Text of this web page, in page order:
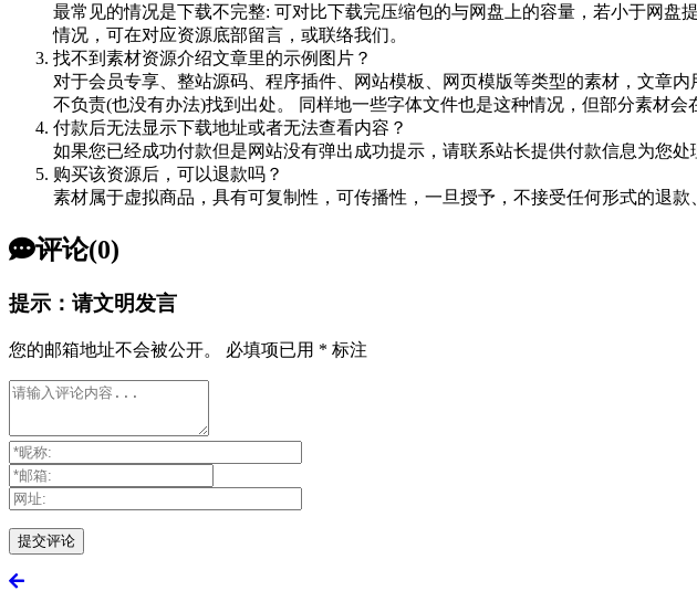
最常见的情况是下载不完整: 可对比下载完压缩包的与网盘上的容量，若小于网
情况，可在对应资源底部留言，或联络我们。
找不到素材资源介绍文章里的示例图片？
对于会员专享、整站源码、程序插件、网站模板、网页模版等类型的素材，文章
不负责(也没有办法)找到出处。 同样地一些字体文件也是这种情况，但部分素材会
付款后无法显示下载地址或者无法查看内容？
如果您已经成功付款但是网站没有弹出成功提示，请联系站长提供付款信息为您处
购买该资源后，可以退款吗？
素材属于虚拟商品，具有可复制性，可传播性，一旦授予，不接受任何形式的退
评论(0)
提示：请文明发言
您的邮箱地址不会被公开。 必填项已用 * 标注